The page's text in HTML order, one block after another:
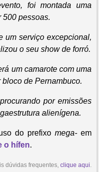
foi montada uma
500 pessoas.
um serviço excepcional,
o seu show de forró.
um camarote com uma
de Pernambuco.
por emissões
alienígena.
do prefixo mega-em
o hífen.
dúvidas frequentes, clique aqui